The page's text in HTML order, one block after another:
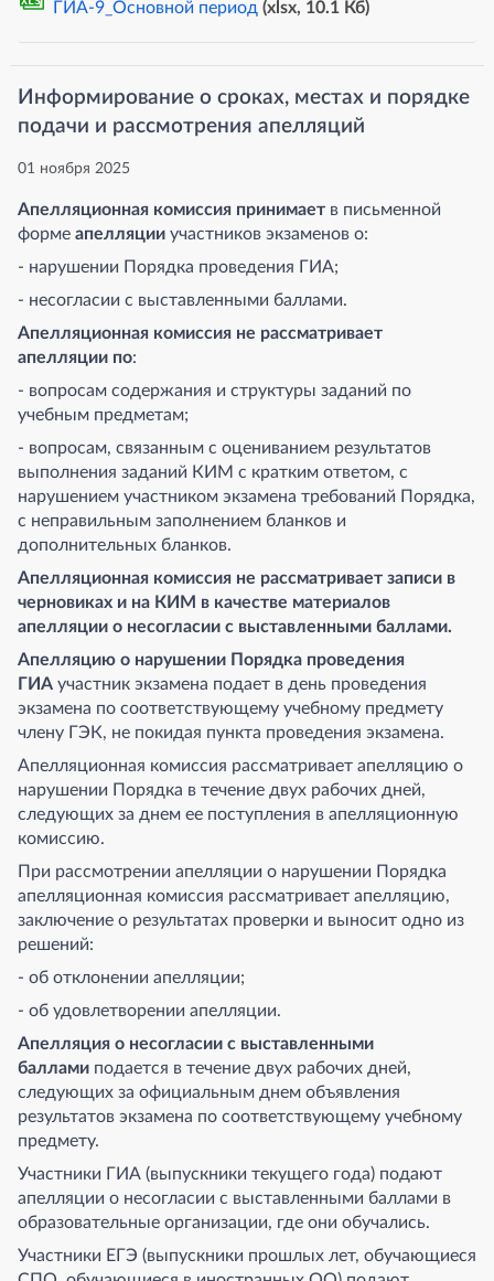
ГИА-9_Основной период (xlsx, 10.1 Кб)
Информирование о сроках, местах и порядке
подачи и рассмотрения апелляций
01 ноября 2025
Апелляционная комиссия принимает в письменной
форме апелляции участников экзаменов о:
- нарушении Порядка проведения ГИА;
- несогласии с выставленными баллами.
Апелляционная комиссия не рассматривает
апелляции по:
- вопросам содержания и структуры заданий по
учебным предметам;
- вопросам, связанным с оцениванием результатов
выполнения заданий КИМ с кратким ответом, с
нарушением участником экзамена требований Порядка,
с неправильным заполнением бланков и
дополнительных бланков.
Апелляционная комиссия не рассматривает записи в
черновиках и на КИМ в качестве материалов
апелляции о несогласии с выставленными баллами.
Апелляцию о нарушении Порядка проведения
ГИА участник экзамена подает в день проведения
экзамена по соответствующему учебному предмету
члену ГЭК, не покидая пункта проведения экзамена.
Апелляционная комиссия рассматривает апелляцию о
нарушении Порядка в течение двух рабочих дней,
следующих за днем ее поступления в апелляционную
комиссию.
При рассмотрении апелляции о нарушении Порядка
апелляционная комиссия рассматривает апелляцию,
заключение о результатах проверки и выносит одно из
решений:
- об отклонении апелляции;
- об удовлетворении апелляции.
Апелляция о несогласии с выставленными
баллами подается в течение двух рабочих дней,
следующих за официальным днем объявления
результатов экзамена по соответствующему учебному
предмету.
Участники ГИА (выпускники текущего года) подают
апелляции о несогласии с выставленными баллами в
образовательные организации, где они обучались.
Участники ЕГЭ (выпускники прошлых лет, обучающиеся